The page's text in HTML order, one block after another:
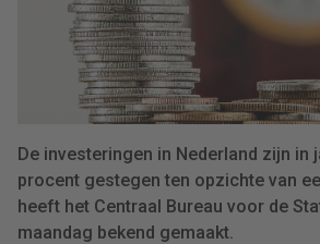
De investeringen in Nederland zijn in
procent gestegen ten opzichte van
heeft het Centraal Bureau voor de
maandag bekend gemaakt.